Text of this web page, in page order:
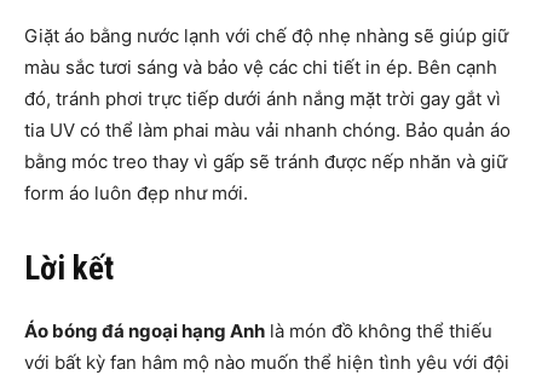
Giặt áo bằng nước lạnh với chế độ nhẹ nhàng sẽ giúp giữ
màu sắc tươi sáng và bảo vệ các chi tiết in ép. Bên cạnh
đó, tránh phơi trực tiếp dưới ánh nắng mặt trời gay gắt vì
tia UV có thể làm phai màu vải nhanh chóng. Bảo quản áo
bằng móc treo thay vì gấp sẽ tránh được nếp nhăn và giữ
form áo luôn đẹp như mới.
Lời kết
Áo bóng đá ngoại hạng Anh là món đồ không thể thiếu
với bất kỳ fan hâm mộ nào muốn thể hiện tình yêu với đội